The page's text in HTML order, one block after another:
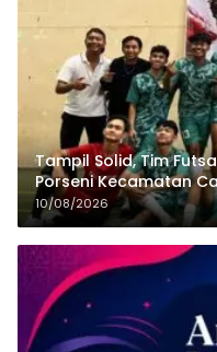
Tampil Solid, Tim
Porseni Kecamatan
10/08/2026